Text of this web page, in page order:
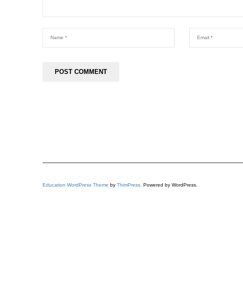
Education WordPress Theme by ThimPress. Powered by WordPress.